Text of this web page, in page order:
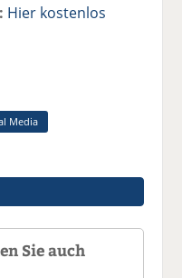
Hier kostenlos
Media
Sie auch